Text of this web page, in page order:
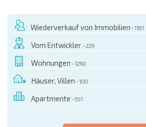
Wiederverkauf von Immobilien - 1181
Vom Entwickler - 229
Wohnungen - 1290
Häuser, Villen - 100
Apartmente - 551